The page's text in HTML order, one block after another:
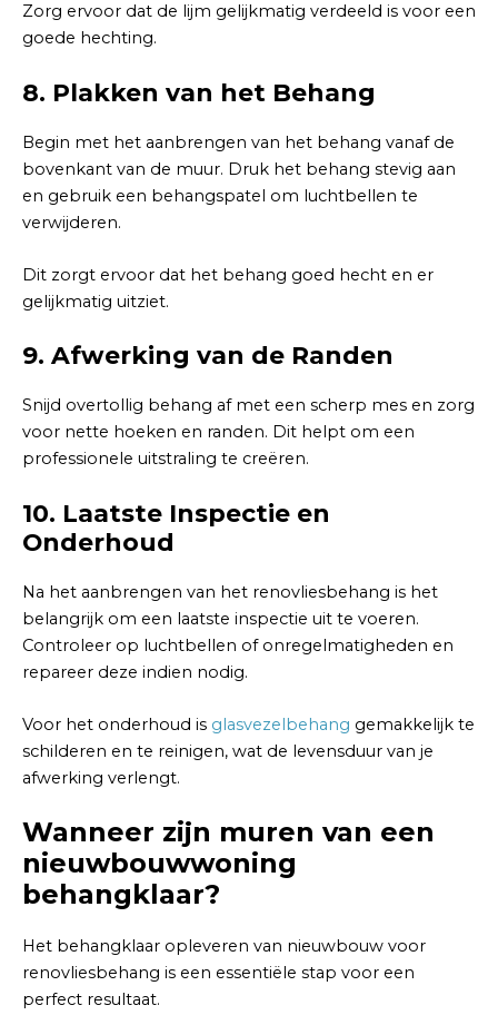
Zorg ervoor dat de lijm gelijkmatig verdeeld is voor een
goede hechting.
8. Plakken van het Behang
Begin met het aanbrengen van het behang vanaf de
bovenkant van de muur. Druk het behang stevig aan
en gebruik een behangspatel om luchtbellen te
verwijderen.
Dit zorgt ervoor dat het behang goed hecht en er
gelijkmatig uitziet.
9. Afwerking van de Randen
Snijd overtollig behang af met een scherp mes en zorg
voor nette hoeken en randen. Dit helpt om een
professionele uitstraling te creëren.
10. Laatste Inspectie en
Onderhoud
Na het aanbrengen van het renovliesbehang is het
belangrijk om een laatste inspectie uit te voeren.
Controleer op luchtbellen of onregelmatigheden en
repareer deze indien nodig.
Voor het onderhoud is glasvezelbehang gemakkelijk te
schilderen en te reinigen, wat de levensduur van je
afwerking verlengt.
Wanneer zijn muren van een
nieuwbouwwoning
behangklaar?
Het behangklaar opleveren van nieuwbouw voor
renovliesbehang is een essentiële stap voor een
perfect resultaat.